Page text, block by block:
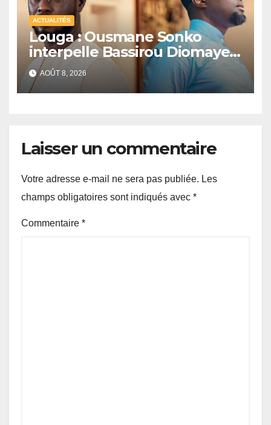
ACTUALITÉS
Louga : Ousmane Sonko
interpelle Bassirou Diomaye
Faye sur la date des élections
locales
AOÛT 8, 2026
Laisser un commentaire
Votre adresse e-mail ne sera pas publiée. Les
champs obligatoires sont indiqués avec *
Commentaire *